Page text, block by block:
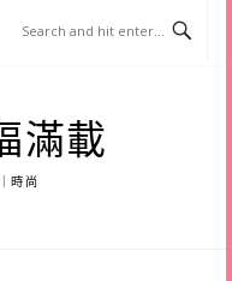
滿載
時尚